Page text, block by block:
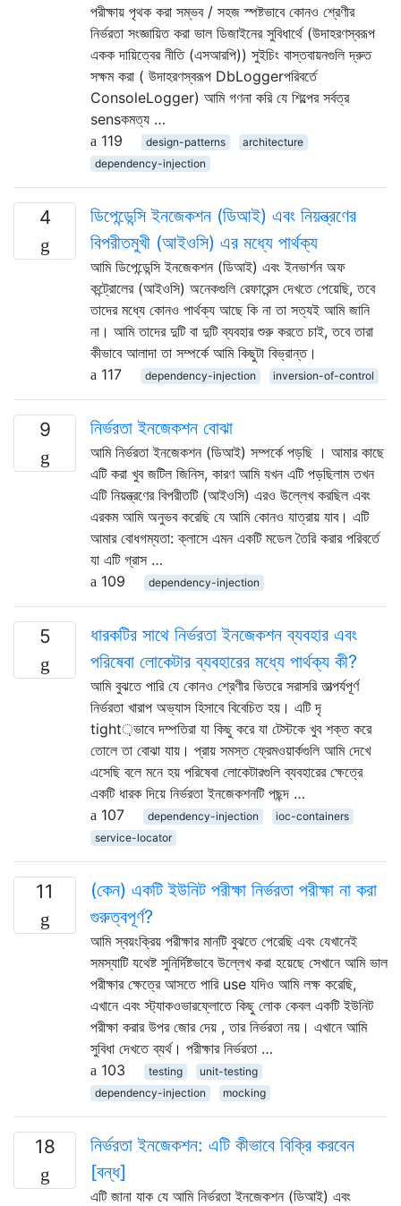
পরীক্ষায় পৃথক করা সম্ভব / সহজ স্পষ্টভাবে কোনও শ্রেণীর
নির্ভরতা সংজ্ঞায়িত করা ভাল ডিজাইনের সুবিধার্থে (উদাহরণস্বরূপ
একক দায়িত্বের নীতি (এসআরপি)) সুইচিং বাস্তবায়নগুলি দ্রুত
সক্ষম করা ( উদাহরণস্বরূপ DbLoggerপরিবর্তে
ConsoleLogger) আমি গণনা করি যে শিল্পের সর্বত্র
sensকমত্য …
119
design-patterns
architecture
dependency-injection
4
ডিপেন্ডেন্সি ইনজেকশন (ডিআই) এবং নিয়ন্ত্রণের
বিপরীতমুখী (আইওসি) এর মধ্যে পার্থক্য
আমি ডিপেন্ডেন্সি ইনজেকশন (ডিআই) এবং ইনভার্শন অফ
কন্ট্রোলের (আইওসি) অনেকগুলি রেফারেন্স দেখতে পেয়েছি, তবে
তাদের মধ্যে কোনও পার্থক্য আছে কি না তা সত্যই আমি জানি
না। আমি তাদের দুটি বা দুটি ব্যবহার শুরু করতে চাই, তবে তারা
কীভাবে আলাদা তা সম্পর্কে আমি কিছুটা বিভ্রান্ত।
117
dependency-injection inversion-of-control
9 নির্ভরতা ইনজেকশন বোঝা
আমি নির্ভরতা ইনজেকশন (ডিআই) সম্পর্কে পড়ছি । আমার কাছে
এটি করা খুব জটিল জিনিস, কারণ আমি যখন এটি পড়ছিলাম তখন
এটি নিয়ন্ত্রণের বিপরীতটি (আইওসি) এরও উল্লেখ করছিল এবং
এরকম আমি অনুভব করেছি যে আমি কোনও যাত্রায় যাব। এটি
আমার বোধগম্যতা: ক্লাসে এমন একটি মডেল তৈরি করার পরিবর্তে
যা এটি গ্রাস …
109
dependency-injection
5
ধারকটির সাথে নির্ভরতা ইনজেকশন ব্যবহার এবং
পরিষেবা লোকেটার ব্যবহারের মধ্যে পার্থক্য কী?
আমি বুঝতে পারি যে কোনও শ্রেণীর ভিতরে সরাসরি তাত্পর্যপূর্ণ
নির্ভরতা খারাপ অভ্যাস হিসাবে বিবেচিত হয়। এটি দৃ
tight়ভাবে দম্পতিরা যা কিছু করে যা টেস্টকে খুব শক্ত করে
তোলে তা বোঝা যায়। প্রায় সমস্ত ফ্রেমওয়ার্কগুলি আমি দেখে
এসেছি বলে মনে হয় পরিষেবা লোকেটারগুলি ব্যবহারের ক্ষেত্রে
একটি ধারক দিয়ে নির্ভরতা ইনজেকশনটি পছন্দ …
107
dependency-injection
ioc-containers
service-locator
11
(কেন) একটি ইউনিট পরীক্ষা নির্ভরতা পরীক্ষা না করা
গুরুত্বপূর্ণ?
আমি স্বয়ংক্রিয় পরীক্ষার মানটি বুঝতে পেরেছি এবং যেখানেই
সমস্যাটি যথেষ্ট সুনির্দিষ্টভাবে উল্লেখ করা হয়েছে সেখানে আমি ভাল
পরীক্ষার ক্ষেত্রে আসতে পারি use যদিও আমি লক্ষ করেছি,
এখানে এবং স্ট্যাকওভারফ্লোতে কিছু লোক কেবল একটি ইউনিট
পরীক্ষা করার উপর জোর দেয় , তার নির্ভরতা নয়। এখানে আমি
সুবিধা দেখতে ব্যর্থ। পরীক্ষার নির্ভরতা …
103
testing
unit-testing
dependency-injection
mocking
18
নির্ভরতা ইনজেকশন: এটি কীভাবে বিক্রি করবেন
[বন্ধ]
এটি জানা যাক যে আমি নির্ভরতা ইনজেকশন (ডিআই) এবং